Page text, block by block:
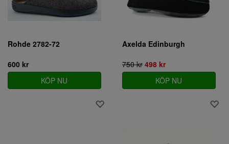
Rohde 2782-72
600 kr
KÖP NU
Axelda Edinburgh
750 kr 498 kr
KÖP NU